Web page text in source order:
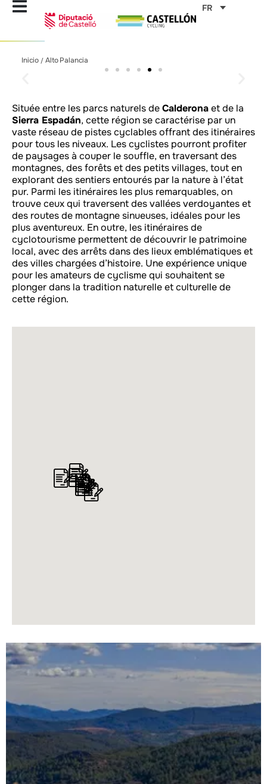
Aller
FR
Inicio /Alto Palancia
Alto Palancia
Goûtez au mode de vie
région.
Alto Palancia
Goûtez au mode de vie
région.
Alto Palancia
Goûtez au mode de vie
région.
Alto Palancia
Goûtez au mode de vie
région.
Alto Palancia
Goûtez au mode de vie
région.
Alto Palancia
Goûtez au mode de vie
région.
Alto Palancia
Goûtez au mode de vie
région.
Alto Palancia
Goûtez au mode de vie
région.
Alto Palancia
Goûtez au mode de vie
région.
Alto Palancia
Goûtez au mode de vie
région.
Alto Palancia
Goûtez au mode de vie
région.
Alto Palancia
Goûtez au mode de vie
région.
Alto Palancia
Goûtez au mode de vie
région.
Alto Palancia
Goûtez au mode de vie
région.
Alto Palancia
Goûtez au mode de vie
région.
Alto Palancia
Goûtez au mode de vie
région.
Alto Palancia
Goûtez au mode de vie
région.
Alto Palancia
Goûtez au mode de vie
région.
Située entre les parcs naturels deCalderonaet de la
Sierra Espadán, cette région se caractérise par un
vaste réseau de pistes cyclables offrant des itinéraires
pour tous les niveaux. Les cyclistes pourront profiter
de paysages à couper le souffle, en traversant des
montagnes, des forêts et des petits villages, tout en
explorant des sentiers entourés par la nature à l’état
pur. Parmi les itinéraires les plus remarquables, on
trouve ceux qui traversent des vallées verdoyantes et
des routes de montagne sinueuses, idéales pour les
plus aventureux. En outre, les itinéraires de
cyclotourisme permettent de découvrir le patrimoine
local, avec des arrêts dans des lieux emblématiques et
des villes chargées d’histoire. Une expérience unique
pour les amateurs de cyclisme qui souhaitent se
plonger dans la tradition naturelle et culturelle de
cette région.